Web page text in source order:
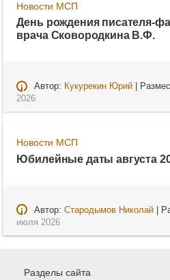
Новости МСП
День рождения писателя-
врача Сковородкина В.Ф.
Автор: Кукурекин Юрий|
2026
Новости МСП
Юбилейные даты августа
Автор: Стародымов Николай|
июля 2026
Разделы сайта